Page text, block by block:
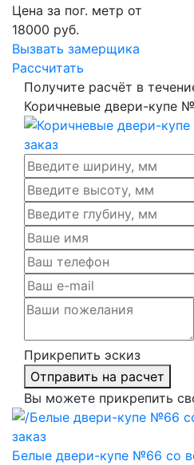
Цена за пог. метр от
18000 руб.
Вызвать замерщика
Рассчитать
Получите расчёт в
Коричневые двери-купе
Прикрепить эскиз
Отправить на расчет
Вы можете прикрепить
Белые двери-купе №66 со